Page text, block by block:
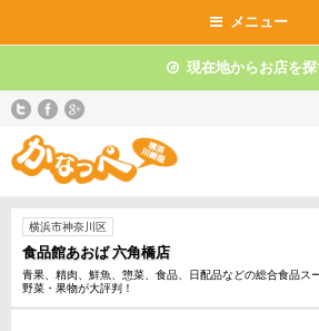
メニュー
現在地からお店を
横浜市神奈川区
食品館あおば 六角橋店
青果、精肉、鮮魚、惣菜、食品、日配品などの総合食品ス
野菜・果物が大評判！